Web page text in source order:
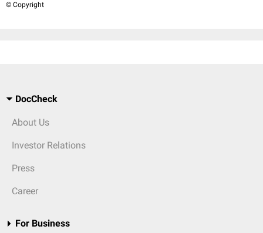
© Copyright
DocCheck
About Us
Investor Relations
Press
Career
For Business